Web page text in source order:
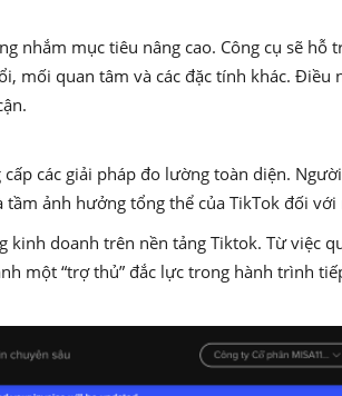
nhắm mục tiêu nâng cao. Công cụ sẽ hỗ
quan tâm và các đặc tính khác. Điều
các giải pháp đo lường toàn diện.
ảnh hưởng tổng thể của TikTok đối
doanh trên nền tảng Tiktok. Từ việc
một “trợ thủ” đắc lực trong hành trình